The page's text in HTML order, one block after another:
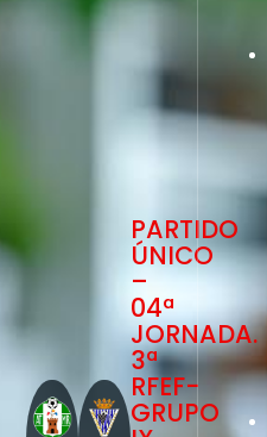
PARTIDO
ÚNICO
–
04ª
JORNADA.
3ª
RFEF-
GRUPO